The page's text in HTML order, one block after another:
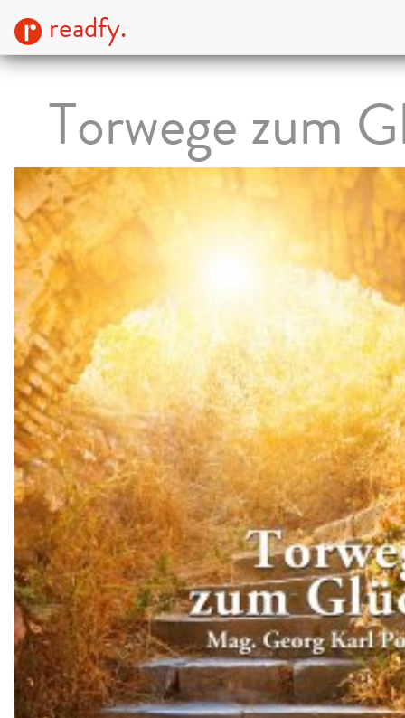
readfy.
Torwege zum